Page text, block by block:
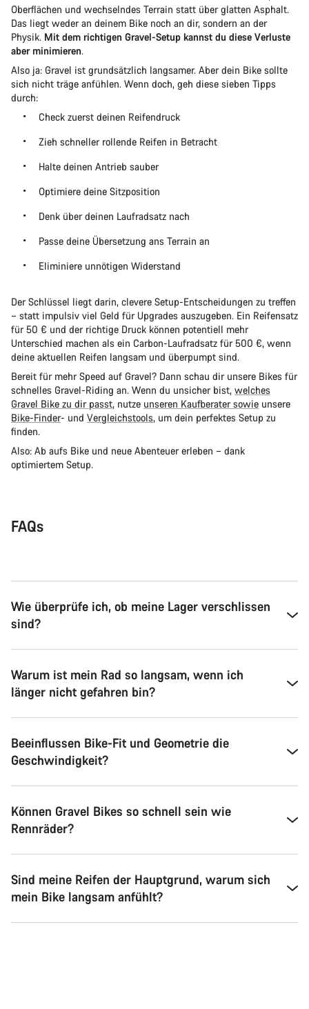
Oberflächen und wechselndes Terrain statt über glatten Asphalt.
Das liegt weder an deinem Bike noch an dir, sondern an der
Physik. Mit dem richtigen Gravel-Setup kannst du diese Verluste
aber minimieren.
Also ja: Gravel ist grundsätzlich langsamer. Aber dein Bike sollte
sich nicht träge anfühlen. Wenn doch, geh diese sieben Tipps
durch:
Check zuerst deinen Reifendruck
Zieh schneller rollende Reifen in Betracht
Halte deinen Antrieb sauber
Optimiere deine Sitzposition
Denk über deinen Laufradsatz nach
Passe deine Übersetzung ans Terrain an
Eliminiere unnötigen Widerstand
Der Schlüssel liegt darin, clevere Setup-Entscheidungen zu treffen
– statt impulsiv viel Geld für Upgrades auszugeben. Ein Reifensatz
für 50 € und der richtige Druck können potentiell mehr
Unterschied machen als ein Carbon-Laufradsatz für 500 €, wenn
deine aktuellen Reifen langsam und überpumpt sind.
Bereit für mehr Speed auf Gravel? Dann schau dir unsere Bikes für
schnelles Gravel-Riding an. Wenn du unsicher bist, welches
Gravel Bike zu dir passt, nutze unseren Kaufberater sowie unsere
Bike-Finder- und Vergleichstools, um dein perfektes Setup zu
finden.
Also: Ab aufs Bike und neue Abenteuer erleben – dank
optimiertem Setup.
FAQs
Wie überprüfe ich, ob meine Lager verschlissen
sind?
Warum ist mein Rad so langsam, wenn ich
länger nicht gefahren bin?
Beeinflussen Bike-Fit und Geometrie die
Geschwindigkeit?
Können Gravel Bikes so schnell sein wie
Rennräder?
Sind meine Reifen der Hauptgrund, warum sich
mein Bike langsam anfühlt?